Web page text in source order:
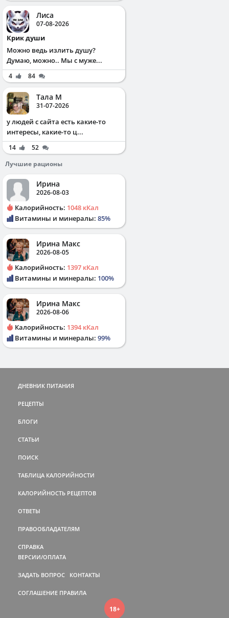
Лиса
07-08-2026
Крик души
Можно ведь излить душу?
Думаю, можно.. Мы с муже...
4 84
Тала М
31-07-2026
у людей с сайта есть какие-то
интересы, какие-то ц...
14
52
Лучшие рационы
Ирина
2026-08-03
Калорийность: 1048 кКал
Витамины и минералы: 85%
Ирина Макс
2026-08-05
Калорийность: 1397 кКал
Витамины и минералы: 100%
Ирина Макс
2026-08-06
Калорийность: 1394 кКал
Витамины и минералы: 99%
ДНЕВНИК ПИТАНИЯ
РЕЦЕПТЫ
БЛОГИ
СТАТЬИ
ПОИСК
ТАБЛИЦА КАЛОРИЙНОСТИ
КАЛОРИЙНОСТЬ РЕЦЕПТОВ
ОТВЕТЫ
ПРАВООБЛАДАТЕЛЯМ
СПРАВКА
ВЕРСИИ/ОПЛАТА
ЗАДАТЬ ВОПРОС КОНТАКТЫ
СОГЛАШЕНИЕ ПРАВИЛА
18+